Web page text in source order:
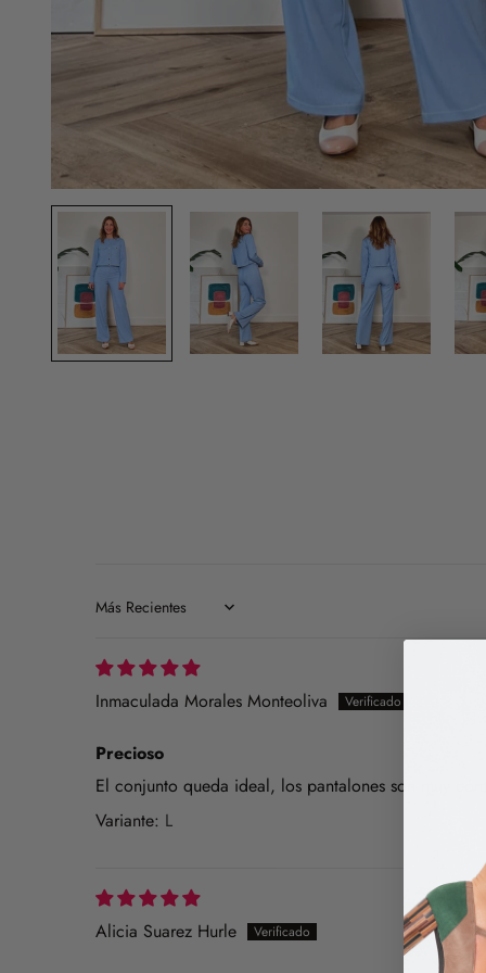
Sort by
Inmaculada Morales Monteoliva
Precioso
El conjunto queda ideal, los pantalones son muy
L
Alicia Suarez Hurle